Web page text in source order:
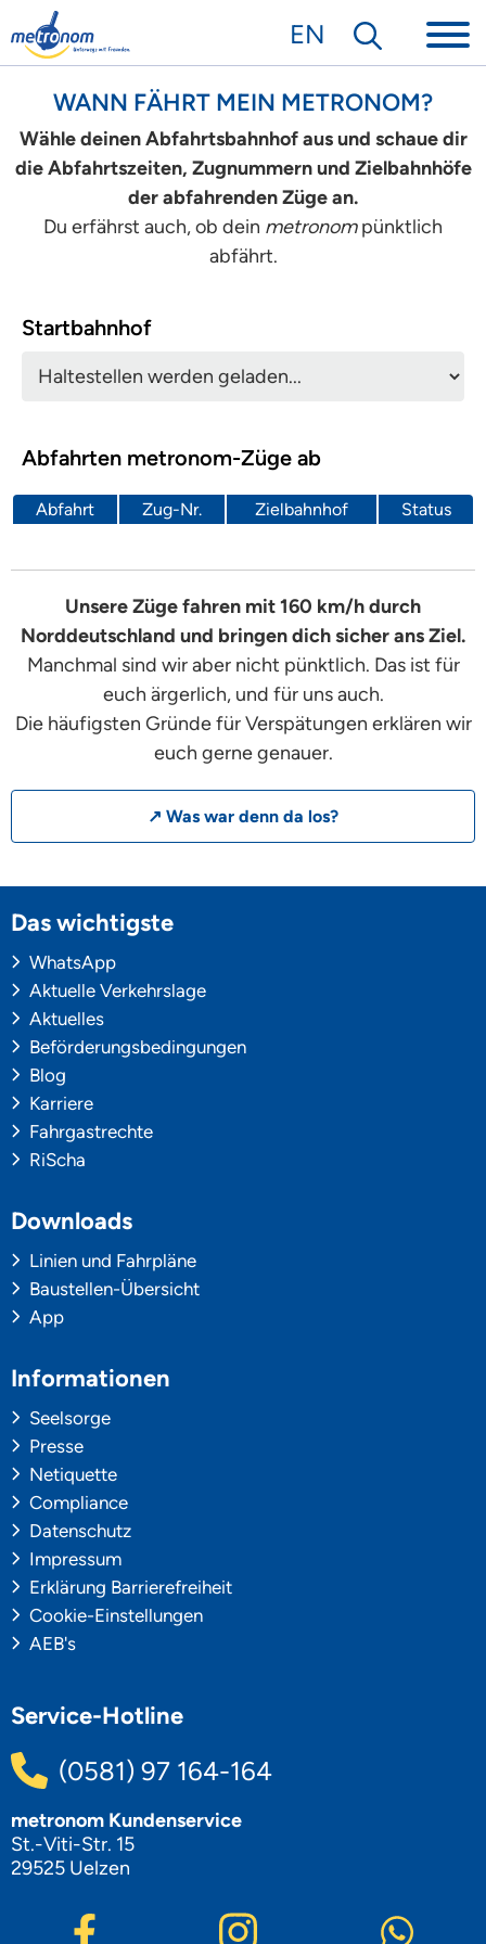
EN
WANN FÄHRT MEIN METRONOM?
Wähle deinen Abfahrtsbahnhof aus und schaue dir
die Abfahrtszeiten, Zugnummern und Zielbahnhöfe
der abfahrenden Züge an.
Du erfährst auch, ob dein metronompünktlich
abfährt.
Startbahnhof
Abfahrten metronom-Züge ab
Abfahrt Zug-Nr. Zielbahnhof Status
Unsere Züge fahren mit 160 km/h durch
Norddeutschland und bringen dich sicher ans Ziel.
Manchmal sind wir aber nicht pünktlich. Das ist für
euch ärgerlich, und für uns auch.
Die häufigsten Gründe für Verspätungen erklären wir
euch gerne genauer.
↗ Was war denn da los?
Das wichtigste
WhatsApp
Aktuelle Verkehrslage
Aktuelles
Beförderungsbedingungen
Blog
Karriere
Fahrgastrechte
RiScha
Downloads
Linien und Fahrpläne
Baustellen-Übersicht
App
Informationen
Seelsorge
Presse
Netiquette
Compliance
Datenschutz
Impressum
Erklärung Barrierefreiheit
Cookie-Einstellungen
AEB's
Service-Hotline
(0581) 97 164-164
metronom Kundenservice
St.-Viti-Str. 15
29525 Uelzen